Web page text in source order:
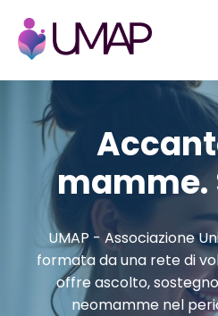
mamme.
UMAP - Associazione
formata da una rete di
offre ascolto,
neomamme nel